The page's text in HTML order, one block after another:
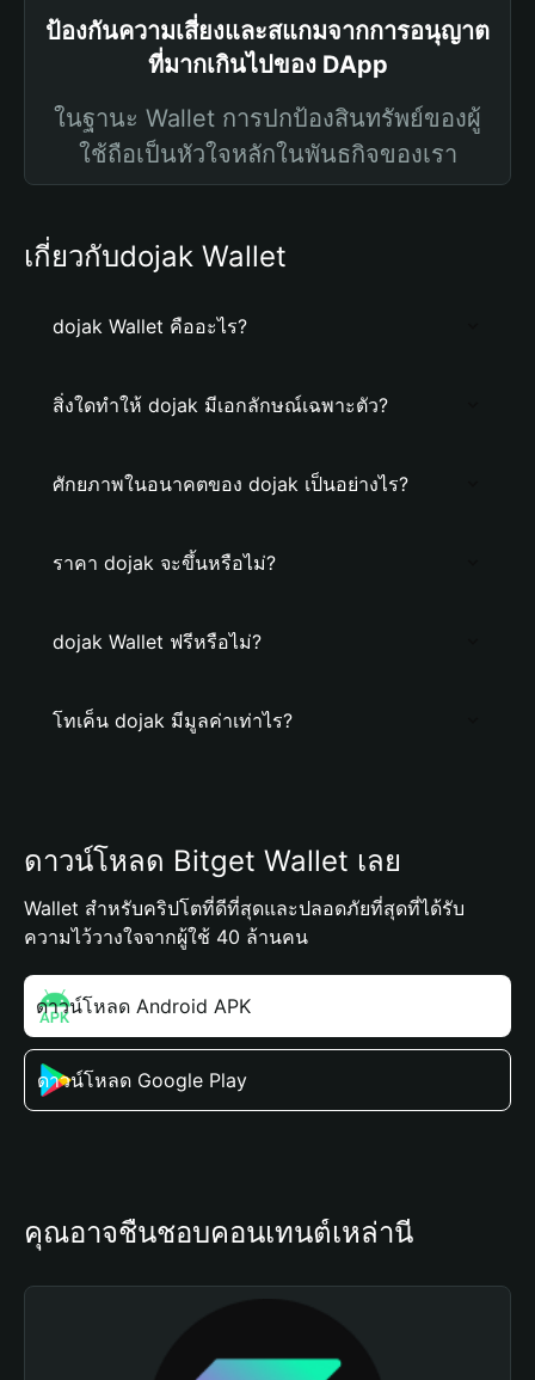
ป้องกันความเสี่ยงและสแกมจากการอนุญาต
ที่มากเกินไปของ DApp
ในฐานะ Wallet การปกป้องสินทรัพย์ของผู้
ใช้ถือเป็นหัวใจหลักในพันธกิจของเรา
เกี่ยวกับdojak Wallet
dojak Wallet คืออะไร?
สิ่งใดทำให้ dojak มีเอกลักษณ์เฉพาะตัว?
ศักยภาพในอนาคตของ dojak เป็นอย่างไร?
ราคา dojak จะขึ้นหรือไม่?
dojak Wallet ฟรีหรือไม่?
โทเค็น dojak มีมูลค่าเท่าไร?
ดาวน์โหลด Bitget Wallet เลย
Wallet สำหรับคริปโตที่ดีที่สุดและปลอดภัยที่สุดที่ได้รับ
ความไว้วางใจจากผู้ใช้ 40 ล้านคน
ดาวน์โหลด Android APK
ดาวน์โหลด Google Play
คุณอาจชื่นชอบคอนเทนต์เหล่านี้